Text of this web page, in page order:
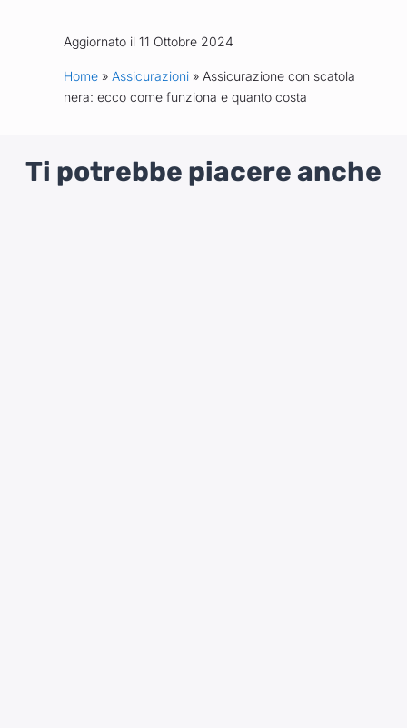
Aggiornato il 11 Ottobre 2024
Home» Assicurazioni» Assicurazione con scatola
nera: ecco come funziona e quanto costa
Ti potrebbe piacere anche